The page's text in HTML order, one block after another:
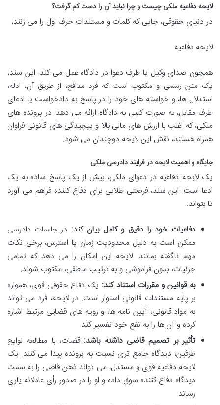
لایحه دفاعیه ملکی چیست و چرا نباید آن را دست کم گرفت؟
در دنیای حقوقی، جایی که کلمات و مستندات حرف اول را می زنند،
لایحه دفاعیه
همچون صدای وکیل یا طرف دعوا در دادگاه عمل می کند. این سند،
یک متن رسمی و مکتوب است که فرد مدافع، از طریق آن، ادله،
استدلال ها، و خواسته های خود را در پاسخ به دادخواست یا ادعای
طرف مقابل، به صورت کتبی به دادگاه ارائه می دهد. در پرونده های
ملکی، که اغلب با ارزش های مالی بالا و پیچیدگی های قانونی فراوان
همراه هستند، نقش این لایحه دوچندان می شود.
جایگاه و اهمیت لایحه در فرایند دادرسی ملکی
یک لایحه دفاعیه در دعوای ملکی، بیش از یک پاسخ ساده به یک
ادعا است. این سند، فرصتی طلایی برای دفاع کننده فراهم می آورد
تا بتواند:
دفاعیات خود را دقیق و کامل بیان کند: در جلسات دادرسی
ممکن است به دلیل محدودیت زمان یا استرس، برخی نکات
مهم ناگفته بمانند. لایحه این امکان را می دهد که تمامی
جزئیات، بدون فراموشی و به ترتیب منطقی، مکتوب شوند.
به قوانین و مقررات استناد کند: یک دفاع حقوقی قوی، همواره
بر پایه مستندات قانونی استوار است. در لایحه، فرد می تواند
به مواد قانونی، آیین نامه ها، و رویه های قضایی مرتبط اشاره
کرده و آن ها را به نفع خود تفسیر کند.
تأثیر بر تصمیم قاضی داشته باشد: قضات، با مطالعه لوایح
طرفین، دیدگاه جامع تری نسبت به پرونده پیدا می کنند. یک
لایحه دفاعیه قوی و مستدل، می تواند ذهن قاضی را به سمت
دیدگاه دفاع کننده سوق داده و او را در صدور رأی عادلانه یاری
رساند.